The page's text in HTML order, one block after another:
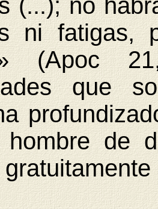
(...); no
ni fatigas,
(Apoc
que
de